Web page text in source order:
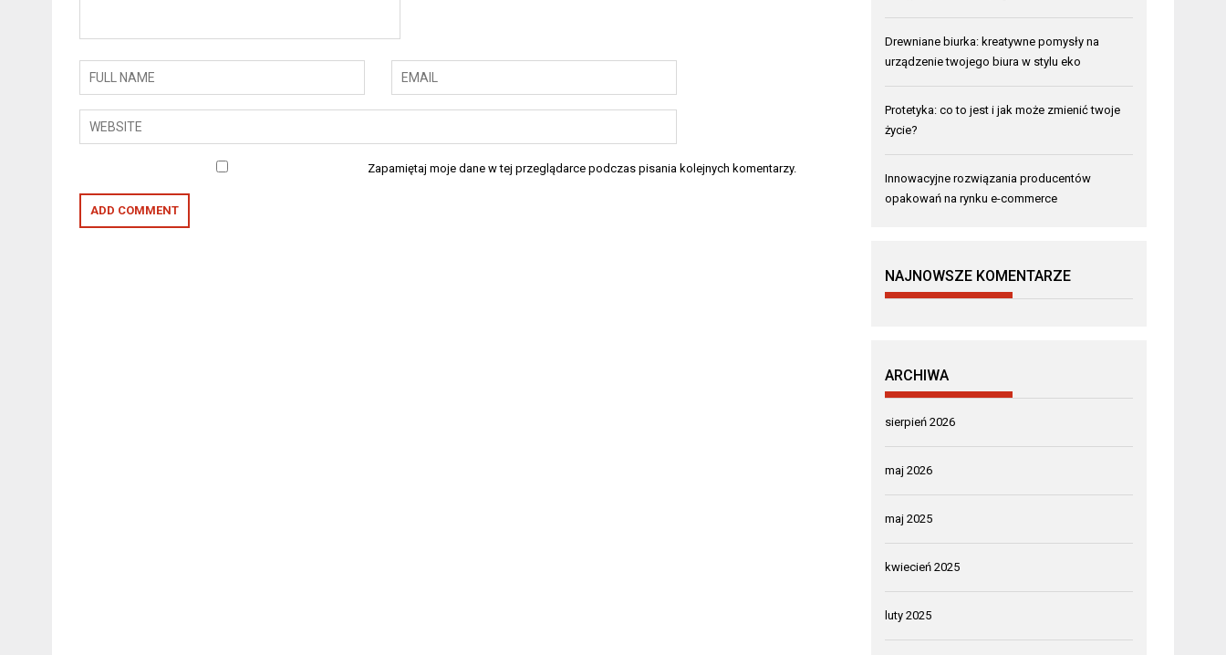
Zapamiętaj moje dane w tej przeglądarce podczas pisania kolejnych komentarzy.
Drewniane biurka: kreatywne pomysły na
urządzenie twojego biura w stylu eko
Protetyka: co to jest i jak może zmienić twoje
życie?
Innowacyjne rozwiązania producentów
opakowań na rynku e-commerce
NAJNOWSZE KOMENTARZE
ARCHIWA
sierpień 2026
maj 2026
maj 2025
kwiecień 2025
luty 2025